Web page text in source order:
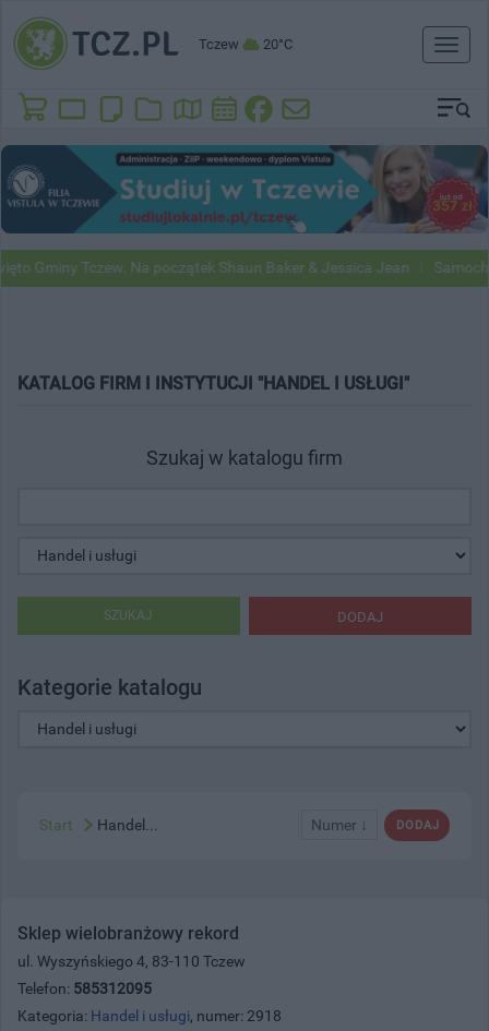
Tczew 20°C
Toggle
Gminy Tczew. Na początek Shaun Baker & Jessica Jean
KATALOG FIRM I INSTYTUCJI "HANDEL I USŁUGI"
Szukaj w katalogu firm
DODAJ
SZUKAJ
Kategorie katalogu
DODAJ
Numer ↓
Start Handel...
Sklep wielobranżowy rekord
ul. Wyszyńskiego 4, 83-110 Tczew
Telefon: 585312095
Kategoria: Handel i usługi, numer: 2918